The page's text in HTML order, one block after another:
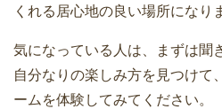
くれる居心地の良い場所になり
気になっている人は、まずは聞
自分なりの楽しみ方を見つけて
ームを体験してみてください。